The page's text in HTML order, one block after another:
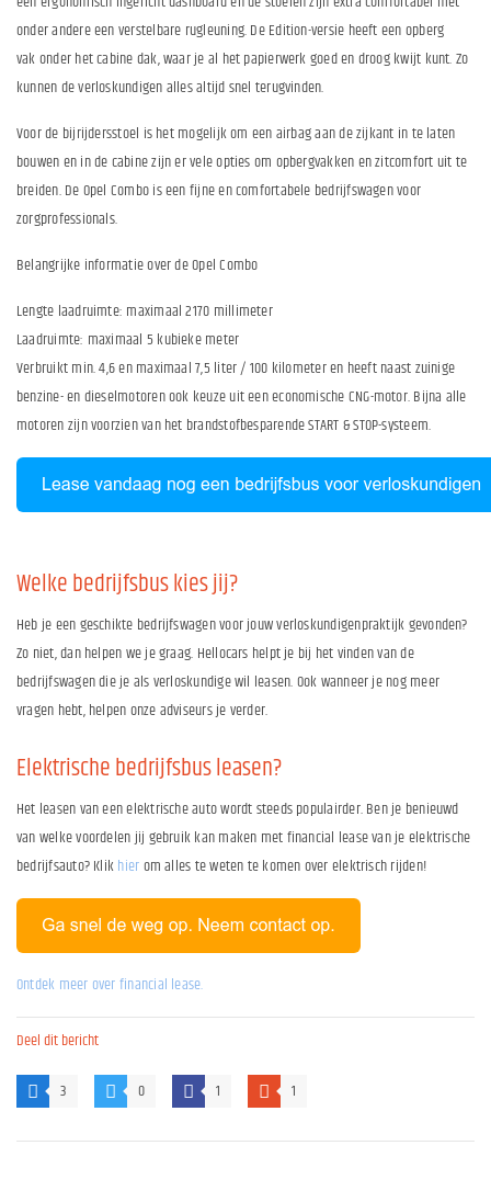
onder andere een verstelbare rugleuning. De Edition-versie heeft een opberg
vak onder het cabine dak, waar je al het papierwerk goed en droog kwijt kunt. Zo
kunnen de verloskundigen alles altijd snel terugvinden.
Voor de bijrijdersstoel is het mogelijk om een airbag aan de zijkant in te laten
bouwen en in de cabine zijn er vele opties om opbergvakken en zitcomfort uit te
breiden. De Opel Combo is een fijne en comfortabele bedrijfswagen voor
zorgprofessionals.
Belangrijke informatie over de Opel Combo
Lengte laadruimte: maximaal 2170 millimeter
Laadruimte: maximaal 5 kubieke meter
Verbruikt min. 4,6 en maximaal 7,5 liter / 100 kilometer en heeft naast zuinige
benzine- en dieselmotoren ook keuze uit een economische CNG-motor. Bijna alle
motoren zijn voorzien van het brandstofbesparende START & STOP-systeem.
Welke bedrijfsbus kies jij?
Heb je een geschikte bedrijfswagen voor jouw verloskundigenpraktijk gevonden?
Zo niet, dan helpen we je graag. Hellocars helpt je bij het vinden van de
bedrijfswagen die je als verloskundige wil leasen. Ook wanneer je nog meer
vragen hebt, helpen onze adviseurs je verder.
Elektrische bedrijfsbus leasen?
Het leasen van een elektrische auto wordt steeds populairder. Ben je benieuwd
van welke voordelen jij gebruik kan maken met financial lease van je elektrische
bedrijfsauto? Klikhierom alles te weten te komen over elektrisch rijden!
Ontdek meer over financial lease.
Deel dit bericht
3 0 1 1